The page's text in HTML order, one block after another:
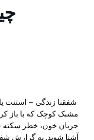
شفقنا زندگی – استنت
مشبک کوچک که با باز
جریان خون، خطر سکته
آشنا شوید. به گزارش